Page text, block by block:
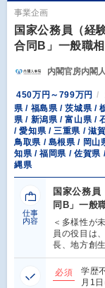
事業企画
国家公務員（経
合同B」一般職
内閣官房内閣
450万円～799万円
県 / 福島県 / 茨城県 /
県 / 新潟県 / 富山県 /
/ 愛知県 / 三重県 / 滋
鳥取県 / 島根県 / 岡山
知県 / 福岡県 / 佐賀県
縄県
仕事
内容
国家公務
同B」一般
＜多様性が
員の役目は
長、地方創
必須
学歴
月1